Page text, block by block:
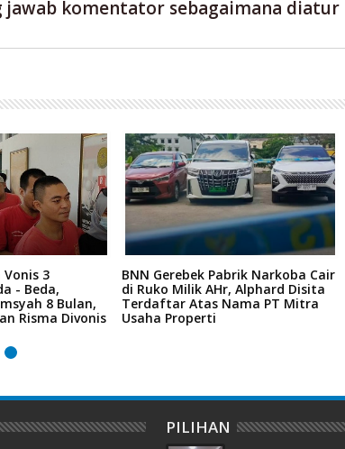
jawab komentator sebagaimana diatur
3
- Beda,
8 Bulan,
Risma Divonis
BNN Gerebek Pabrik Narkoba Cair
di Ruko Milik AHr, Alphard Disita
Terdaftar Atas Nama PT Mitra
Usaha Properti
PILIHAN